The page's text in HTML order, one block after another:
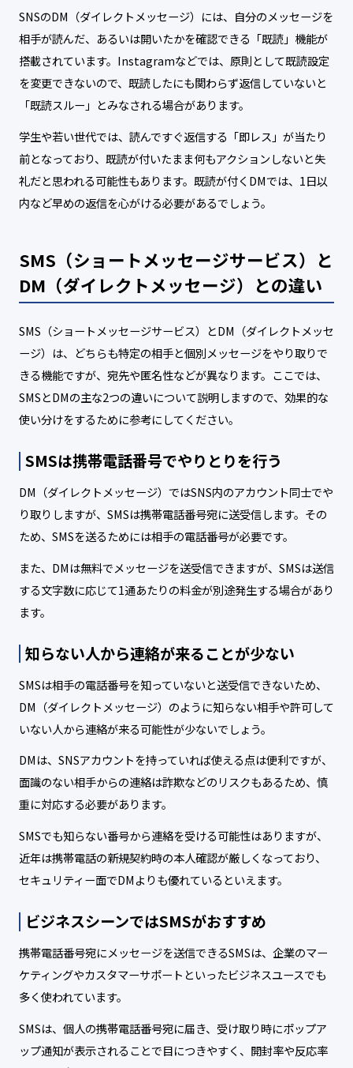
SNSのDM（ダイレクトメッセージ）には、自分のメッセージを
相手が読んだ、あるいは開いたかを確認できる「既読」機能が
搭載されています。Instagramなどでは、原則として既読設定
を変更できないので、既読したにも関わらず返信していないと
「既読スルー」とみなされる場合があります。
学生や若い世代では、読んですぐ返信する「即レス」が当たり
前となっており、既読が付いたまま何もアクションしないと失
礼だと思われる可能性もあります。既読が付くDMでは、1日以
内など早めの返信を心がける必要があるでしょう。
SMS（ショートメッセージサービス）と
DM（ダイレクトメッセージ）との違い
SMS（ショートメッセージサービス）とDM（ダイレクトメッセ
ージ）は、どちらも特定の相手と個別メッセージをやり取りで
きる機能ですが、宛先や匿名性などが異なります。ここでは、
SMSとDMの主な2つの違いについて説明しますので、効果的な
使い分けをするために参考にしてください。
SMSは携帯電話番号でやりとりを行う
DM（ダイレクトメッセージ）ではSNS内のアカウント同士でや
り取りしますが、SMSは携帯電話番号宛に送受信します。その
ため、SMSを送るためには相手の電話番号が必要です。
また、DMは無料でメッセージを送受信できますが、SMSは送信
する文字数に応じて1通あたりの料金が別途発生する場合があり
ます。
知らない人から連絡が来ることが少ない
SMSは相手の電話番号を知っていないと送受信できないため、
DM（ダイレクトメッセージ）のように知らない相手や許可して
いない人から連絡が来る可能性が少ないでしょう。
DMは、SNSアカウントを持っていれば使える点は便利ですが、
面識のない相手からの連絡は詐欺などのリスクもあるため、慎
重に対応する必要があります。
SMSでも知らない番号から連絡を受ける可能性はありますが、
近年は携帯電話の新規契約時の本人確認が厳しくなっており、
セキュリティー面でDMよりも優れているといえます。
ビジネスシーンではSMSがおすすめ
携帯電話番号宛にメッセージを送信できるSMSは、企業のマー
ケティングやカスタマーサポートといったビジネスユースでも
多く使われています。
SMSは、個人の携帯電話番号宛に届き、受け取り時にポップア
ップ通知が表示されることで目につきやすく、開封率や反応率